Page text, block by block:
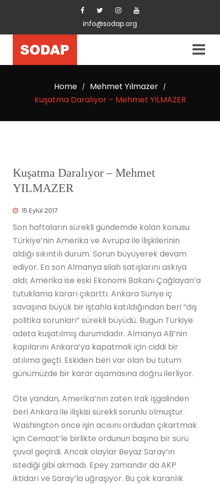
info@sodap.org
Home / Mehmet Yılmazer /
Kuşatma Daralıyor – Mehmet YILMAZER
Kuşatma Daralıyor – Mehmet
YILMAZER
15 Eylül 2017
Son haftaların sürekli gündemde kalan konusu
Türkiye’nin Amerika ve Avrupa ile ilişkilerinin
aldığı sıkıntılı durum. Sorun büyüyerek devam
ediyor. En son Almanya silah satışlarını askıya
aldı; Amerika ise eski Ekonomi Bakanı Çağlayan’a
tutuklama kararı çıkarttı. Ankara Suriye iç
savaşına büyük bir iştahla katıldığından beri “dış
politika sorunları” sürekli büyüdü. Bugün Türkiye
adeta kuşatılmış durumdadır. Almanya AB’nin
kapılarını Ankara’ya kapatmak için ciddi bir
atılıma geçti. Eskiden beri var olan bu tutum
günümüzde bir karar aşamasına doğru ilerliyor.
Öte yandan, Amerika’nın zaten Irak işgalinden
beri Ankara ile ilişkisi sürekli sorunlu olmuştur.
Washington önce işin acısını ordudan çıkartmak
için Cemaat’le birlikte ordunun başına bir sürü
çuval geçirdi. Ancak olaylar Beyaz Saray’ın
istediği gibi akmadı. Epey zamandır da AKP
iktidarı ve Saray’la uğraşıyor. Bu çok karanlık